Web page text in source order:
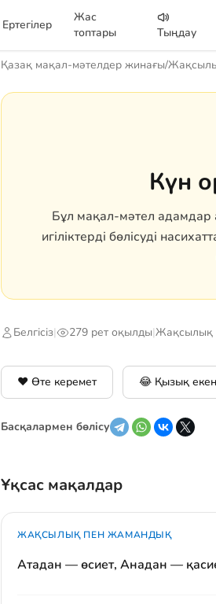
Ертегілер
Жас
топтары
Тыңдау
Қазақ мақал-мәтелдер жинағы/
Күн
Бұл мақал-мәтел адамдар
игіліктерді бөлісуді
Белгісіз| 279 рет оқылды|Жақсылық
❤️ Өте керемет 😂 Қызық екен
Басқалармен бөлісу
Ұқсас мақалдар
ЖАҚСЫЛЫҚ ПЕН ЖАМАНДЫҚ
Атадан — өсиет, Анадан —